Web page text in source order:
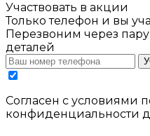
Участвовать в акции
Только телефон и вы
Перезвоним через
деталей
Cогласен с условиями
конфиденциальности